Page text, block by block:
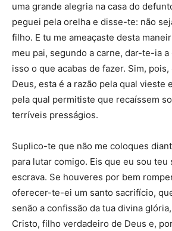
uma grande alegria na casa do
peguei pela orelha e disse-te: não
filho. E tu me ameaçaste desta
meu pai, segundo a carne, dar-te-ia
isso o que acabas de fazer. Sim,
Deus, esta é a razão pela qual vieste
pela qual permitiste que recaíssem
terríveis presságios.
Suplico-te que não me coloques
para lutar comigo. Eis que eu sou
escrava. Se houveres por bem
oferecer-te-ei um santo sacrifício,
senão a confissão da tua divina
Cristo, filho verdadeiro de Deus e,